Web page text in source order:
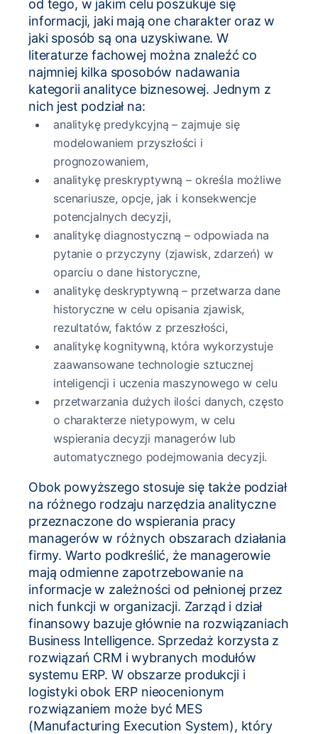
od tego, w jakim celu poszukuje się
informacji, jaki mają one charakter oraz w
jaki sposób są ona uzyskiwane. W
literaturze fachowej można znaleźć co
najmniej kilka sposobów nadawania
kategorii analityce biznesowej. Jednym z
nich jest podział na:
analitykę predykcyjną – zajmuje się
modelowaniem przyszłości i
prognozowaniem,
analitykę preskryptywną – określa możliwe
scenariusze, opcje, jak i konsekwencje
potencjalnych decyzji,
analitykę diagnostyczną – odpowiada na
pytanie o przyczyny (zjawisk, zdarzeń) w
oparciu o dane historyczne,
analitykę deskryptywną – przetwarza dane
historyczne w celu opisania zjawisk,
rezultatów, faktów z przeszłości,
analitykę kognitywną, która wykorzystuje
zaawansowane technologie sztucznej
inteligencji i uczenia maszynowego w celu
przetwarzania dużych ilości danych, często
o charakterze nietypowym, w celu
wspierania decyzji managerów lub
automatycznego podejmowania decyzji.
Obok powyższego stosuje się także podział
na różnego rodzaju narzędzia analityczne
przeznaczone do wspierania pracy
managerów w różnych obszarach działania
firmy. Warto podkreślić, że managerowie
mają odmienne zapotrzebowanie na
informacje w zależności od pełnionej przez
nich funkcji w organizacji. Zarząd i dział
finansowy bazuje głównie na rozwiązaniach
Business Intelligence. Sprzedaż korzysta z
rozwiązań CRM i wybranych modułów
systemu ERP. W obszarze produkcji i
logistyki obok ERP nieocenionym
rozwiązaniem może być MES
(Manufacturing Execution System), który